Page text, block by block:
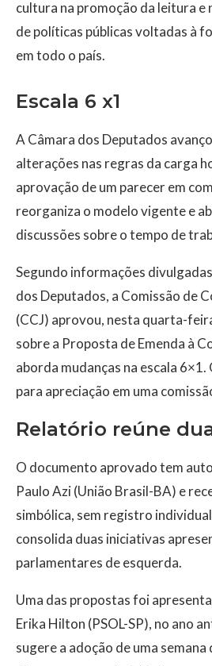
cultura na promoção da leitura e
de políticas públicas voltadas à
em todo o país.
Escala 6 x1
A Câmara dos Deputados
alterações nas regras da carga
aprovação de um parecer em
reorganiza o modelo vigente e
discussões sobre o tempo de
Segundo informações
dos Deputados, a Comissão de
(CCJ) aprovou, nesta quarta-
sobre a Proposta de Emenda à
aborda mudanças na escala
para apreciação em uma
Relatório reúne
O documento aprovado tem
Paulo Azi (União Brasil-BA) e
simbólica, sem registro
consolida duas iniciativas
parlamentares de esquerda.
Uma das propostas foi
Erika Hilton (PSOL-SP), no ano
sugere a adoção de uma